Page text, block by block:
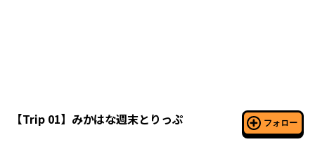
【Trip 01】 みかはな週末とりっぷ フォロー